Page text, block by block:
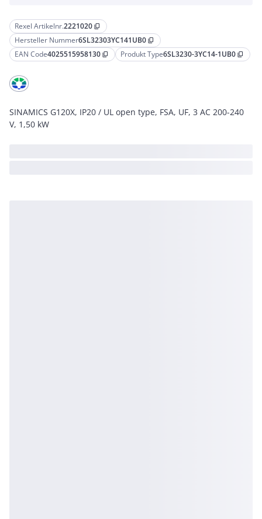
Rexel Artikelnr.2221020 content_copy
Hersteller Nummer6SL32303YC141UB0 content_copy
EAN Code4025515958130 content_copy Produkt Type6SL3230-3YC14-1UB0 content_copy
SINAMICS G120X, IP20 / UL open type, FSA, UF, 3 AC 200-240
V, 1,50 kW